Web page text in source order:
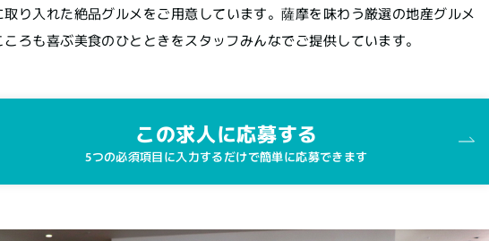
取り入れた絶品グルメをご用意しています。薩摩を味わう厳選の地産グルメ
ころも喜ぶ美食のひとときをスタッフみんなでご提供しています。
この求人に応募する
5つの必須項目に入力するだけで簡単に応募できます